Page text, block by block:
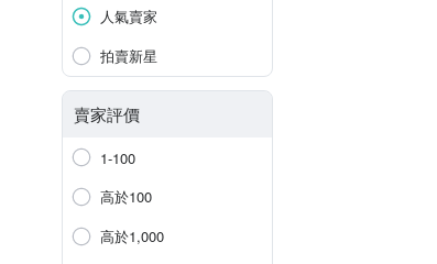
人氣賣家
拍賣新星
賣家評價
1-100
高於100
高於1,000